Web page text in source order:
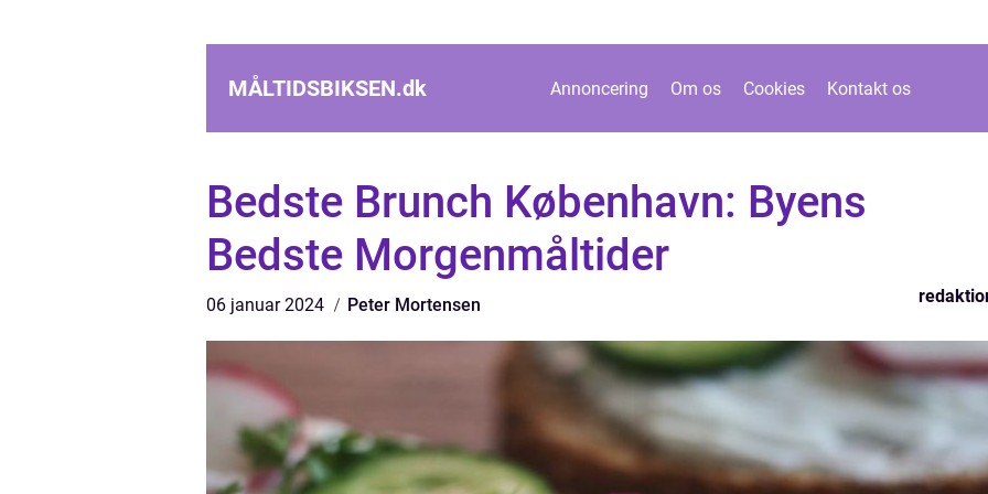
MÅLTIDSBIKSEN.dk Annoncering Om os Cookies Kontakt os
Bedste Brunch København: Byens
Bedste Morgenmåltider
06 januar 2024 Peter Mortensen